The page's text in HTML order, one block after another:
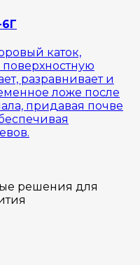
каток,
разравнивает и
ложе после
придавая почве
решения для